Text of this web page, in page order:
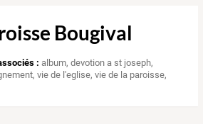
Bougival
: album,devotion a st joseph,
,vie de l'eglise,vie de la paroisse,